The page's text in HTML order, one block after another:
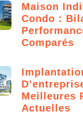
Maison
Condo :
Comparés
Meilleures
Actuelles